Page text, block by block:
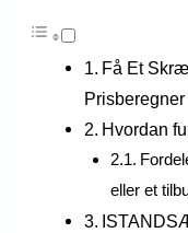
Få Et
Prisberegner
Hvordan
eller et